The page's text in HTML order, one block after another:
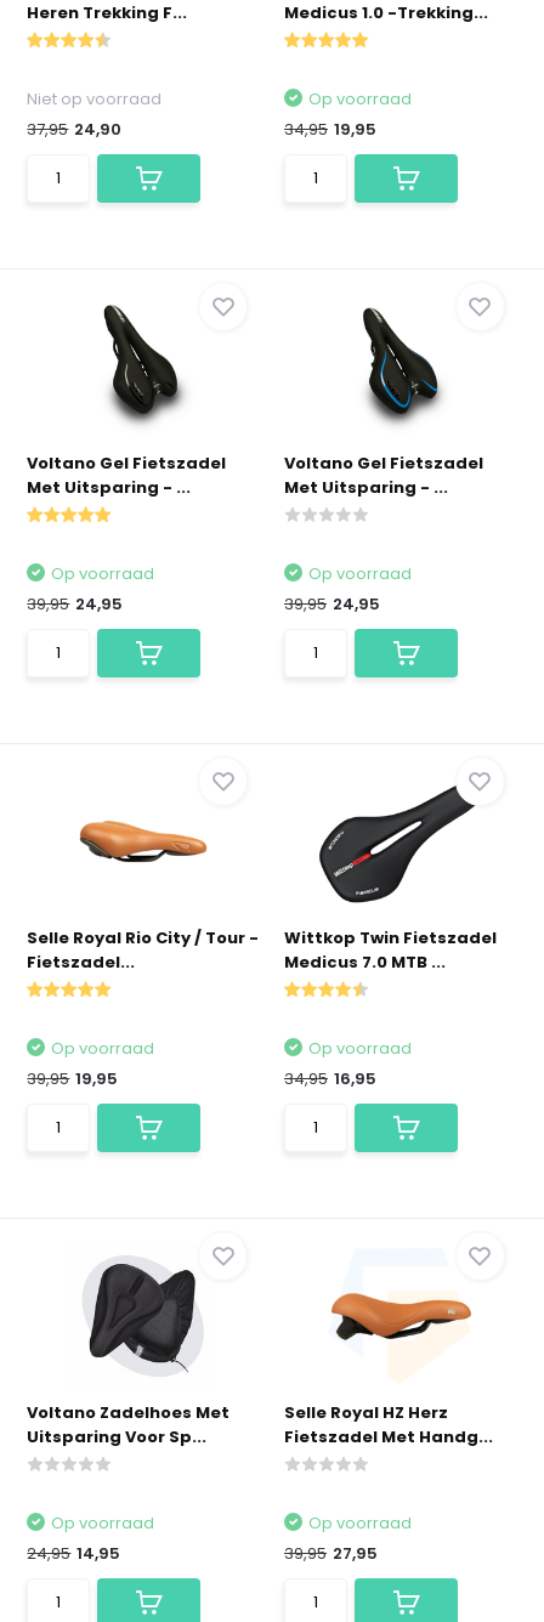
Heren Trekking F...
Niet op voorraad
37,95 24,90
Medicus 1.0 -Trekking...
Op voorraad
34,95 19,95
Voltano Gel Fietszadel
Met Uitsparing - ...
Op voorraad
39,95 24,95
Voltano Gel Fietszadel
Met Uitsparing - ...
Op voorraad
39,95 24,95
Selle Royal Rio City / Tour -
Fietszadel...
Op voorraad
39,95 19,95
Wittkop Twin Fietszadel
Medicus 7.0 MTB ...
Op voorraad
34,95 16,95
Voltano Zadelhoes Met
Uitsparing Voor Sp...
Op voorraad
24,95 14,95
Selle Royal HZ Herz
Fietszadel Met Handg...
Op voorraad
39,95 27,95